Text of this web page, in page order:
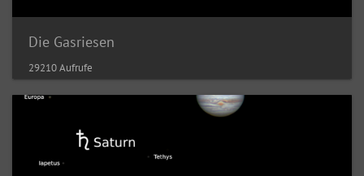
Die Gasriesen
29210 Aufrufe